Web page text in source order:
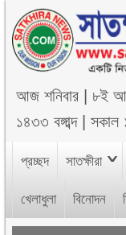
আজশনিবার ৮ই
১৪৩৩ বঙ্গাব্দ|সকাল
প্রচ্ছদ সাতক্ষীরা
খেলাধুলা বিনোদন